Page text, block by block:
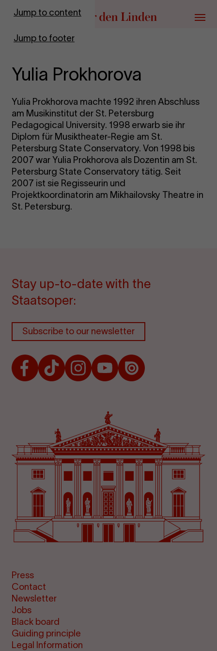
Jump to content
Jump to footer
Go to homepage
Menu
Yulia Prokhorova
Yulia Prokhorova machte 1992 ihren Abschluss
am Musikinstitut der St. Petersburg
Pedagogical University. 1998 erwarb sie ihr
Diplom für Musiktheater-Regie am St.
Petersburg State Conservatory. Von 1998 bis
2007 war Yulia Prokhorova als Dozentin am St.
Petersburg State Conservatory tätig. Seit
2007 ist sie Regisseurin und
Projektkoordinatorin am Mikhailovsky Theatre in
St. Petersburg.
Stay up-to-date with the
Staatsoper:
Subscribe to our newsletter
FacebookTikTokInstagramYoutubeIssuu
Press
Contact
Newsletter
Jobs
Black board
Guiding principle
Legal Information